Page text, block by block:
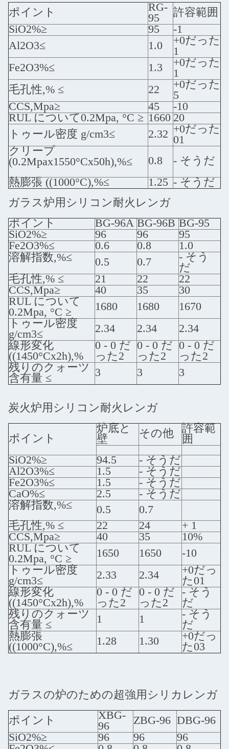
ポイント
RG-
95
許容範囲
SiO2%≥
95
-1
Al2O3≤
1.0
+0だった
1
Fe2O3%≤
1.3
+0だった
1
毛孔性,% ≤
22
+0だった
5
CCS,Mpa≥
45
-10
RUL について0.2Mpa, °C ≥ 1660 20
トゥール密度 g/cm3≤
2.32 +0だった
01
クリープ
(0.2Mpax1550°Cx50h),%≤
0.8
- そうだ
熱膨張 ((1000°C),%≤
1.25 - そうだ
ガラス炉用シリコン耐火レンガ
ポイント
BG-96A BG-96B BG-95
SiO2%≥
96 96
95
Fe2O3%≤
0.6 0.8
1.0
溶解指数,%≤
0.5 0.7
- そう
だ
毛孔性,% ≤
21 22
22
CCS,Mpa≥
40 35
30
RUL について
0.2Mpa, °C ≥
1680 1680
1670
トゥール密度
g/cm3≤
2.34 2.34
2.34
線形変化
((1450°Cx2h),%
0 - 0 だ
った2
0 - 0 だ
った2
0 - 0 だ
った2
残りのクォーツ
含有量 ≤
3 3 3
炭火炉用シリコン耐火レンガ
ポイント
炉底と
壁
その他
許容範
囲
SiO2%≥
94.5
- そうだ
Al2O3%≤
1.5
- そうだ
Fe2O3%≤
1.5
- そうだ
CaO%≤
2.5
- そうだ
溶解指数,%≤
0.5
0.7
毛孔性,% ≤
22 24
+ 1
CCS,Mpa≥
40 35
10%
RUL について
0.2Mpa, °C ≥
1650 1650
-10
トゥール密度
g/cm3≤
2.33 2.34
+0だっ
た01
線形変化
((1450°Cx2h),%
0 - 0 だ
った2
0 - 0 だ
った2
- そう
だ
残りのクォーツ
含有量 ≤
1 1
- そう
だ
熱膨張
((1000°C),%≤
1.28 1.30
+0だっ
た03
ガラスの炉のための超強用シリカレンガ
ポイント
XBG-
96
ZBG-96 DBG-96
SiO2%≥
96 96
96